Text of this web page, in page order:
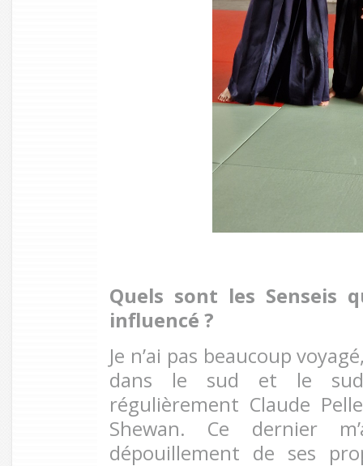
Quels sont les Senseis
influencé ?
Je n’ai pas beaucoup
dans le sud et le sud-
régulièrement Claude
Shewan. Ce dernier
dépouillement de ses